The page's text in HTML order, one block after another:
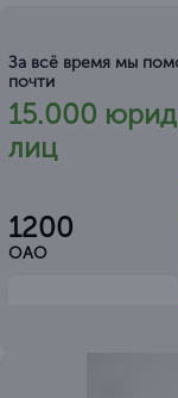
За всё время мы
почти
15.000
лиц
1200
ОАО